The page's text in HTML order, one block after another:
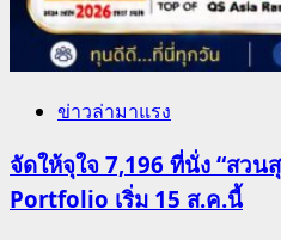
ข่าวล่ามาแรง
จัดให้จุใจ 7,196 ที่นั่ง “สวน
Portfolio เริ่ม 15 ส.ค.นี้